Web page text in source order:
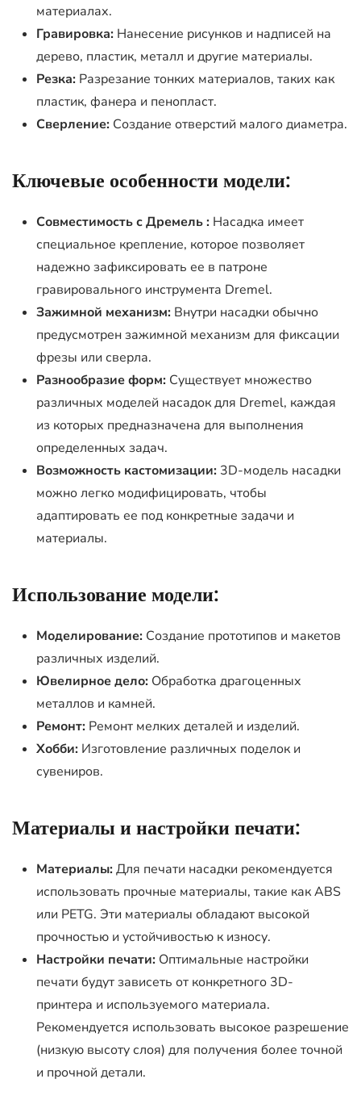
материалах.
Гравировка: Нанесение рисунков и надписей на
дерево, пластик, металл и другие материалы.
Резка: Разрезание тонких материалов, таких как
пластик, фанера и пенопласт.
Сверление: Создание отверстий малого диаметра.
Ключевые особенности модели:
Совместимость с Дремель : Насадка имеет
специальное крепление, которое позволяет
надежно зафиксировать ее в патроне
гравировального инструмента Dremel.
Зажимной механизм: Внутри насадки обычно
предусмотрен зажимной механизм для фиксации
фрезы или сверла.
Разнообразие форм: Существует множество
различных моделей насадок для Dremel, каждая
из которых предназначена для выполнения
определенных задач.
Возможность кастомизации: 3D-модель насадки
можно легко модифицировать, чтобы
адаптировать ее под конкретные задачи и
материалы.
Использование модели:
Моделирование: Создание прототипов и макетов
различных изделий.
Ювелирное дело: Обработка драгоценных
металлов и камней.
Ремонт: Ремонт мелких деталей и изделий.
Хобби: Изготовление различных поделок и
сувениров.
Материалы и настройки печати:
Материалы:Для печати насадки рекомендуется
использовать прочные материалы, такие как ABS
или PETG. Эти материалы обладают высокой
прочностью и устойчивостью к износу.
Настройки печати: Оптимальные настройки
печати будут зависеть от конкретного 3D-
принтера и используемого материала.
Рекомендуется использовать высокое разрешение
(низкую высоту слоя) для получения более точной
и прочной детали.